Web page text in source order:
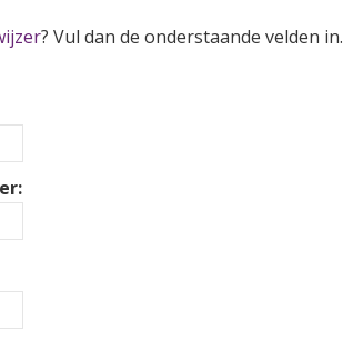
? Vul dan de onderstaande velden in.